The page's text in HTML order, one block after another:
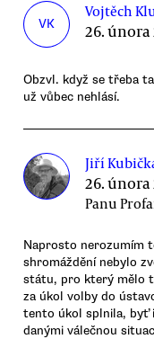
VK
Vojtěch
26. února
Obzvl. když se třeba
už vůbec nehlásí.
Jiří
26. února
Panu
Naprosto nerozumím
shromáždění nebylo
státu, pro který mělo
za úkol volby do
tento úkol splnila, byť
danými válečnou